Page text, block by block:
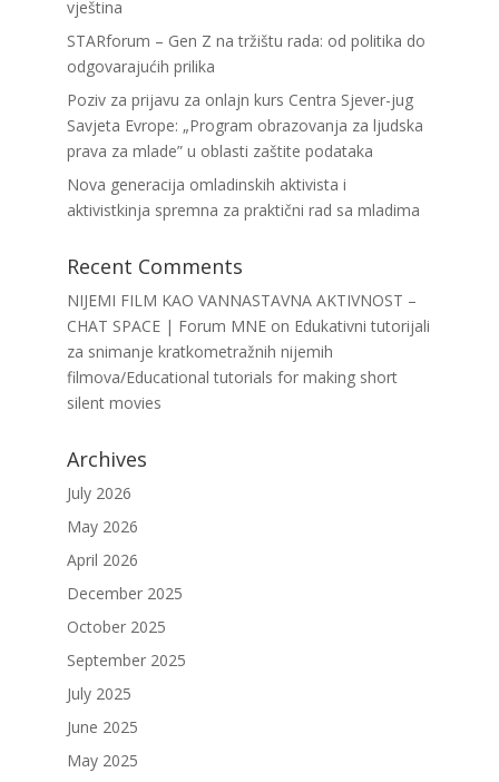
vještina
STARforum – Gen Z na tržištu rada: od politika do
odgovarajućih prilika
Poziv za prijavu za onlajn kurs Centra Sjever-jug
Savjeta Evrope: „Program obrazovanja za ljudska
prava za mlade” u oblasti zaštite podataka
Nova generacija omladinskih aktivista i
aktivistkinja spremna za praktični rad sa mladima
Recent Comments
NIJEMI FILM KAO VANNASTAVNA AKTIVNOST –
CHAT SPACE | Forum MNEon Edukativni tutorijali
za snimanje kratkometražnih nijemih
filmova/Educational tutorials for making short
silent movies
Archives
July 2026
May 2026
April 2026
December 2025
October 2025
September 2025
July 2025
June 2025
May 2025